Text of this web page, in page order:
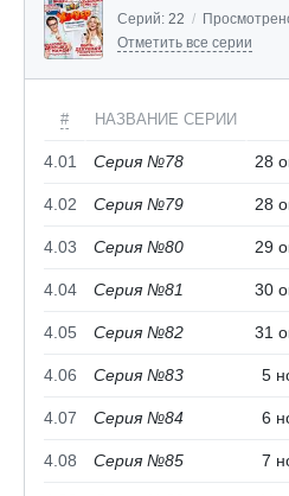
Серий: 22 /
Отметить все серии
# НАЗВАНИЕ СЕРИИ
4.01 Серия №78 28
4.02 Серия №79 28
4.03 Серия №80 29
4.04 Серия №81 30
4.05 Серия №82 31
4.06 Серия №83 5
4.07 Серия №84 6
4.08 Серия №85 7